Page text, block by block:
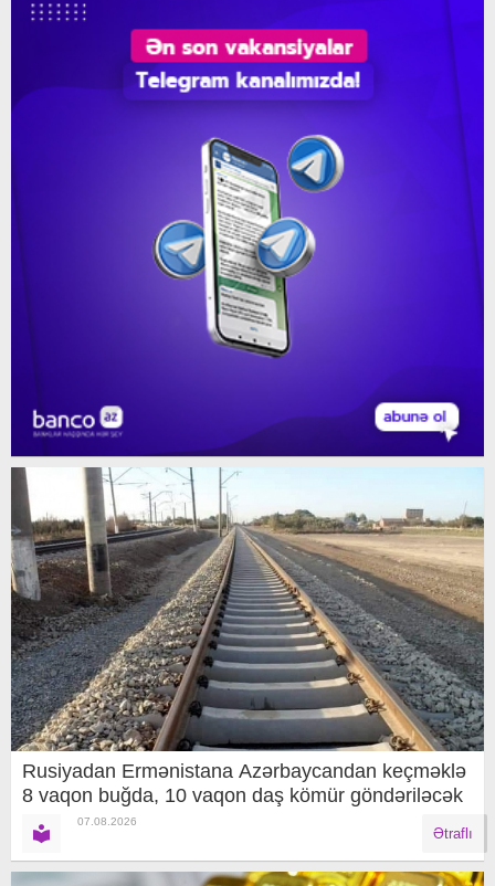
Rusiyadan Ermənistana Azərbaycandan keçməklə
8 vaqon buğda, 10 vaqon daş kömür göndəriləcək
07.08.2026
Ətraflı